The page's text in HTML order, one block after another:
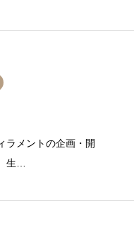
ラメントの企画・開
生…